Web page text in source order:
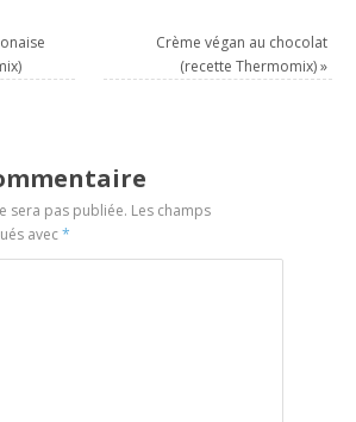
Crème végan au chocolat
(recette Thermomix)»
sera pas publiée. Les champs
avec*